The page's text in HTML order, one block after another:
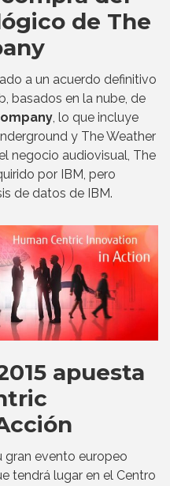
de The
a un acuerdo definitivo
basados en la nube, de
, lo que incluye
y The Weather
negocio audiovisual, The
por IBM, pero
de datos de IBM.
apuesta
gran evento europeo
tendrá lugar en el Centro